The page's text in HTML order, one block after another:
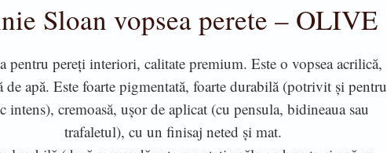
Sloan vopsea perete – OLIVE
pentru pereți interiori, calitate premium. Este o vopsea acrilică,
de apă. Este foarte pigmentată, foarte durabilă (potrivit și pentru
intens), cremoasă, ușor de aplicat (cu pensula, bidineaua sau
trafaletul), cu un finisaj neted și mat.